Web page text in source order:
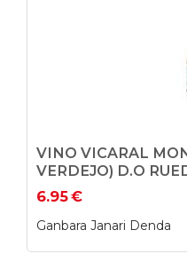
VINO VICARAL
VERDEJO) D.O
6.95€
Ganbara Janari Denda